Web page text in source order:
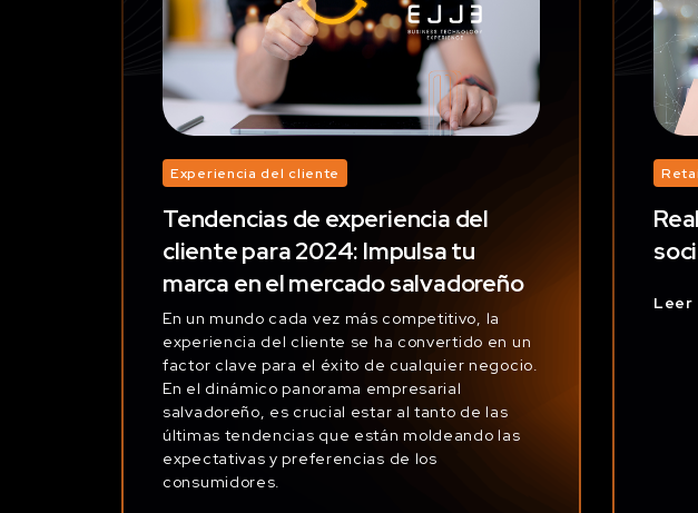
Experiencia del cliente
Tendencias de experiencia del
cliente para 2024: Impulsa tu
marca en el mercado salvadoreño
En un mundo cada vez más competitivo, la
experiencia del cliente se ha convertido en un
factor clave para el éxito de cualquier negocio.
En el dinámico panorama empresarial
salvadoreño, es crucial estar al tanto de las
últimas tendencias que están moldeando las
expectativas y preferencias de los
consumidores.
Leer